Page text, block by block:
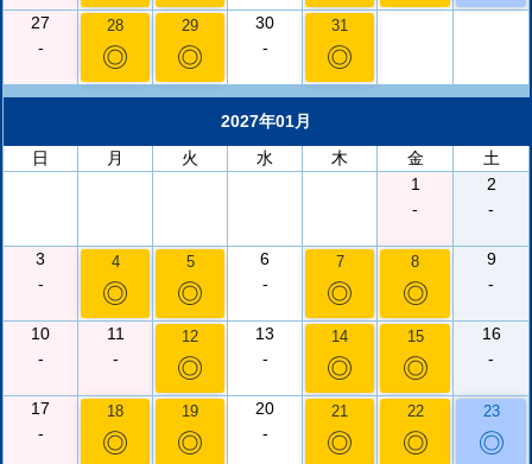
27
-
28
◎
29
◎
30
-
31
◎
2027年01月
日
月 火 水 木 金
土
1
-
2
-
3
-
4
◎
5
◎
6
-
7
◎
8
◎
9
-
10
-
11
-
12
◎
13
-
14
◎
15
◎
16
-
17
-
18
◎
19
◎
20
-
21
◎
22
◎
23
◎